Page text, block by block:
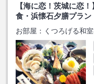
【海に恋！茨城に恋
食・浜懐石夕膳プラン
お部屋： くつろげる和